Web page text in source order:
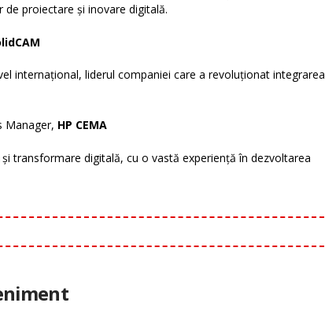
proiectare și inovare digitală.
internațional, liderul companiei care a revoluționat integrarea
Manager, HP CEMA
transformare digitală, cu o vastă experiență în dezvoltarea